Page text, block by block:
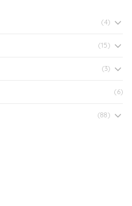
(4)
(15)
(3)
(6)
(88)